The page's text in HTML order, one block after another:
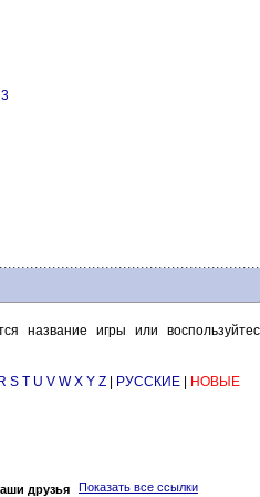
название игры или
R S T U V W X Y Z РУССКИЕ НОВЫЕ
друзья Показать все ссылки